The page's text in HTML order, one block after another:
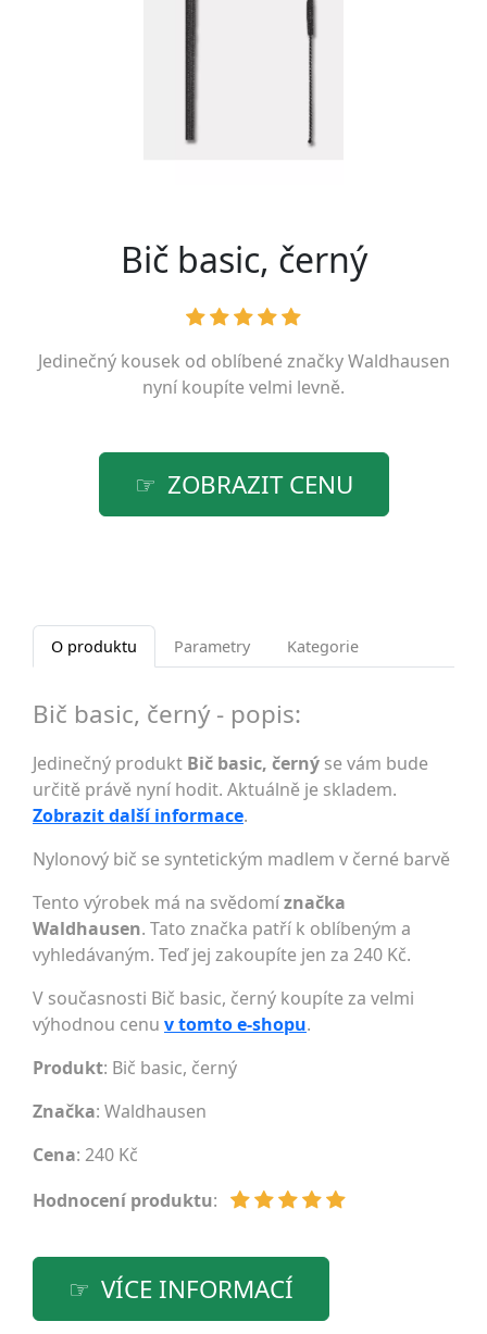
Bič basic, černý
Jedinečný kousek od oblíbené značkyWaldhausen
nyní koupíte velmi levně.
ZOBRAZIT CENU
O produktu Parametry Kategorie
Bič basic, černý - popis:
Jedinečný produkt Bič basic, černý se vám bude
určitě právě nyní hodit. Aktuálně je skladem.
Zobrazit další informace.
Nylonový bič se syntetickým madlem v černé barvě
Tento výrobek má na svědomíznačka
Waldhausen. Tato značka patří k oblíbeným a
vyhledávaným. Teď jej zakoupíte jen za 240 Kč.
V současnosti Bič basic, černý koupíte za velmi
výhodnou cenu v tomto e-shopu.
Produkt: Bič basic, černý
Značka: Waldhausen
Cena: 240 Kč
Hodnocení produktu:
VÍCE INFORMACÍ